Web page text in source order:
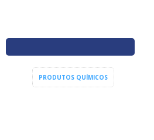
PRODUTOS QUÍMICOS